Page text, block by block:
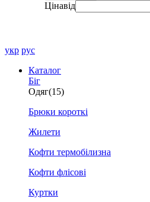
Цінавід
укр рус
Каталог
Біг
Одяг(15)
Брюки короткі
Жилети
Кофти термобілизна
Кофти флісові
Куртки